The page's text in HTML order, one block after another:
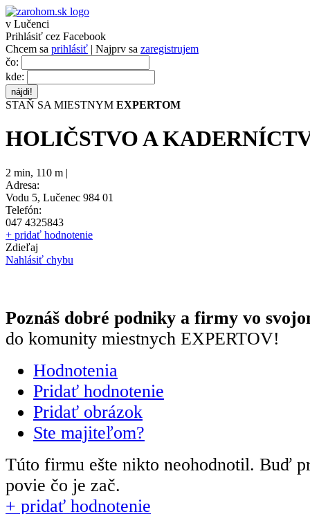
v Lučenci
Prihlásiť cez Facebook
Chcem sa prihlásiť | Najprv sa zaregistrujem
čo:
kde:
STAŇ SA MIESTNYM EXPERTOM
HOLIČSTVO A
2 min, 110 m |
Adresa:
Vodu 5, Lučenec 984 01
Telefón:
047 4325843
+ pridať hodnotenie
Zdieľaj
Nahlásiť chybu
Poznáš dobré podniky a firmy vo
do komunity miestnych EXPERTOV!
Hodnotenia
Pridať hodnotenie
Pridať obrázok
Ste majiteľom?
Túto firmu ešte nikto neohodnotil. Buď
povie čo je zač.
+ pridať hodnotenie